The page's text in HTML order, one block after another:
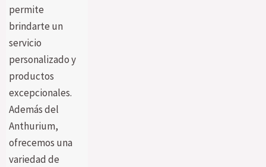
permite
brindarte un
servicio
personalizado y
productos
excepcionales.
Además del
Anthurium,
ofrecemos una
variedad de